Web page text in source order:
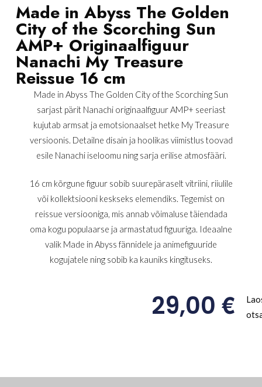
Made in Abyss The Golden
City of the Scorching Sun
AMP+ Originaalfiguur
Nanachi My Treasure
Reissue 16 cm
Made in Abyss The Golden City of the Scorching Sun
sarjast pärit Nanachi originaalfiguur AMP+ seeriast
kujutab armsat ja emotsionaalset hetke My Treasure
versioonis. Detailne disain ja hoolikas viimistlus toovad
esile Nanachi iseloomu ning sarja erilise atmosfääri.
16 cm kõrgune figuur sobib suurepäraselt vitriini, riiulile
või kollektsiooni keskseks elemendiks. Tegemist on
reissue versiooniga, mis annab võimaluse täiendada
oma kogu populaarse ja armastatud figuuriga. Ideaalne
valik Made in Abyss fännidele ja animefiguuride
kogujatele ning sobib ka kauniks kingituseks.
29,00€